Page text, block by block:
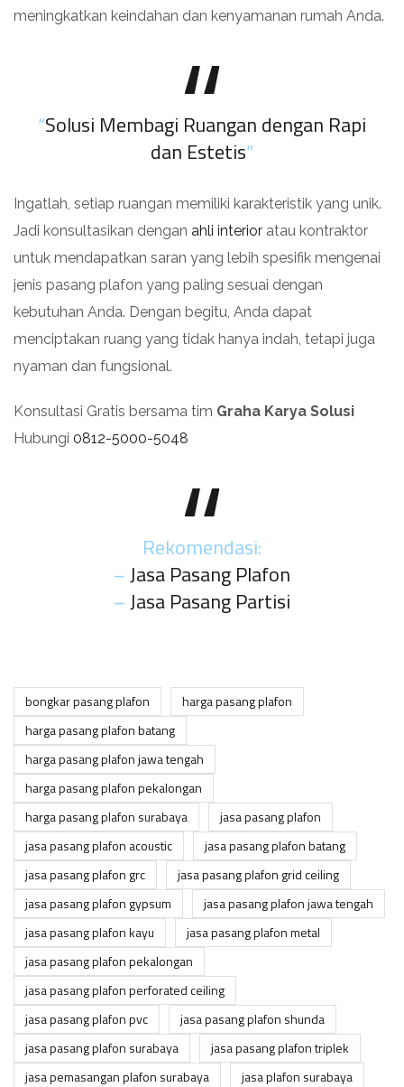
meningkatkan keindahan dan kenyamanan rumah Anda.
“Solusi Membagi Ruangan dengan Rapi
dan Estetis“
Ingatlah, setiap ruangan memiliki karakteristik yang unik.
Jadi konsultasikan dengan ahli interior atau kontraktor
untuk mendapatkan saran yang lebih spesifik mengenai
jenis pasang plafon yang paling sesuai dengan
kebutuhan Anda. Dengan begitu, Anda dapat
menciptakan ruang yang tidak hanya indah, tetapi juga
nyaman dan fungsional.
Konsultasi Gratis bersama tim Graha Karya Solusi
Hubungi 0812-5000-5048
Rekomendasi:
–Jasa Pasang Plafon
–Jasa Pasang Partisi
bongkar pasang plafon
harga pasang plafon
harga pasang plafon batang
harga pasang plafon jawa tengah
harga pasang plafon pekalongan
harga pasang plafon surabaya
jasa pasang plafon
jasa pasang plafon acoustic
jasa pasang plafon batang
jasa pasang plafon grc
jasa pasang plafon grid ceiling
jasa pasang plafon gypsum
jasa pasang plafon jawa tengah
jasa pasang plafon kayu
jasa pasang plafon metal
jasa pasang plafon pekalongan
jasa pasang plafon perforated ceiling
jasa pasang plafon pvc
jasa pasang plafon shunda
jasa pasang plafon surabaya
jasa pasang plafon triplek
jasa pemasangan plafon surabaya
jasa plafon surabaya